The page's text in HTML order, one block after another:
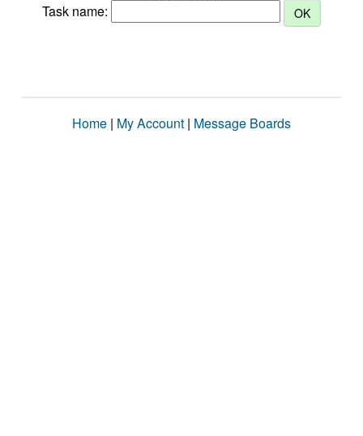
Task name:
Home | My Account | Message Boards